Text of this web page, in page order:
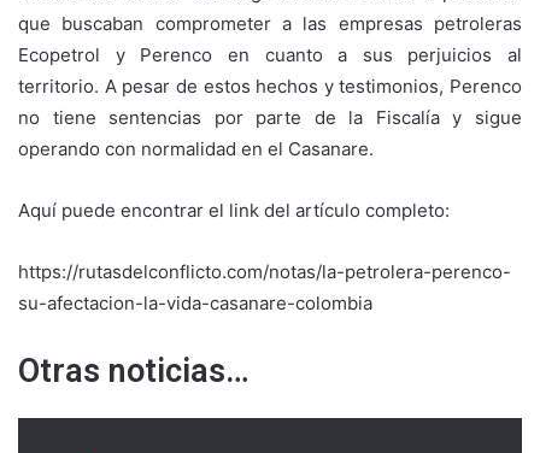
que buscaban comprometer a las empresas petroleras
Ecopetrol y Perenco en cuanto a sus perjuicios al
territorio. A pesar de estos hechos y testimonios, Perenco
no tiene sentencias por parte de la Fiscalía y sigue
operando con normalidad en el Casanare.
Aquí puede encontrar el link del artículo completo:
https://rutasdelconflicto.com/notas/la-petrolera-perenco-
su-afectacion-la-vida-casanare-colombia
Otras noticias…